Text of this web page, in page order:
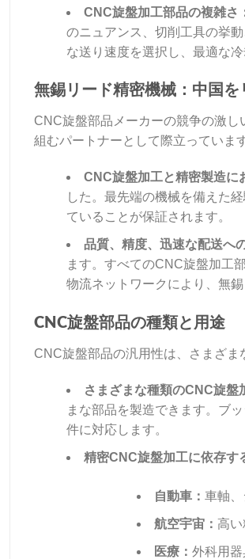
CNC旋盤加工部品の複雑さ
のニュアンス、切削工具の挙
な送り速度を選択し、最適な
無錫リード精密機械：中国
CNC旋盤部品メーカーの競争の激
組むパートナーとして際立っています
CNC旋盤加工と精密製造に
した。最先端の機械を備えた
ていることが保証されます。
品質、精度、迅速な配送へ
ます。すべてのCNC旋盤加工
物流ネットワークにより、無
CNC旋盤部品の種類と用途
CNC旋盤部品の汎用性は、さまざま
さまざまな種類のCNC旋盤
まな部品を製造できます。ブ
件に対応します。
精密CNC旋盤加工に依存す
自動車： 車軸、
航空宇宙： 高い
医療： 外科用器